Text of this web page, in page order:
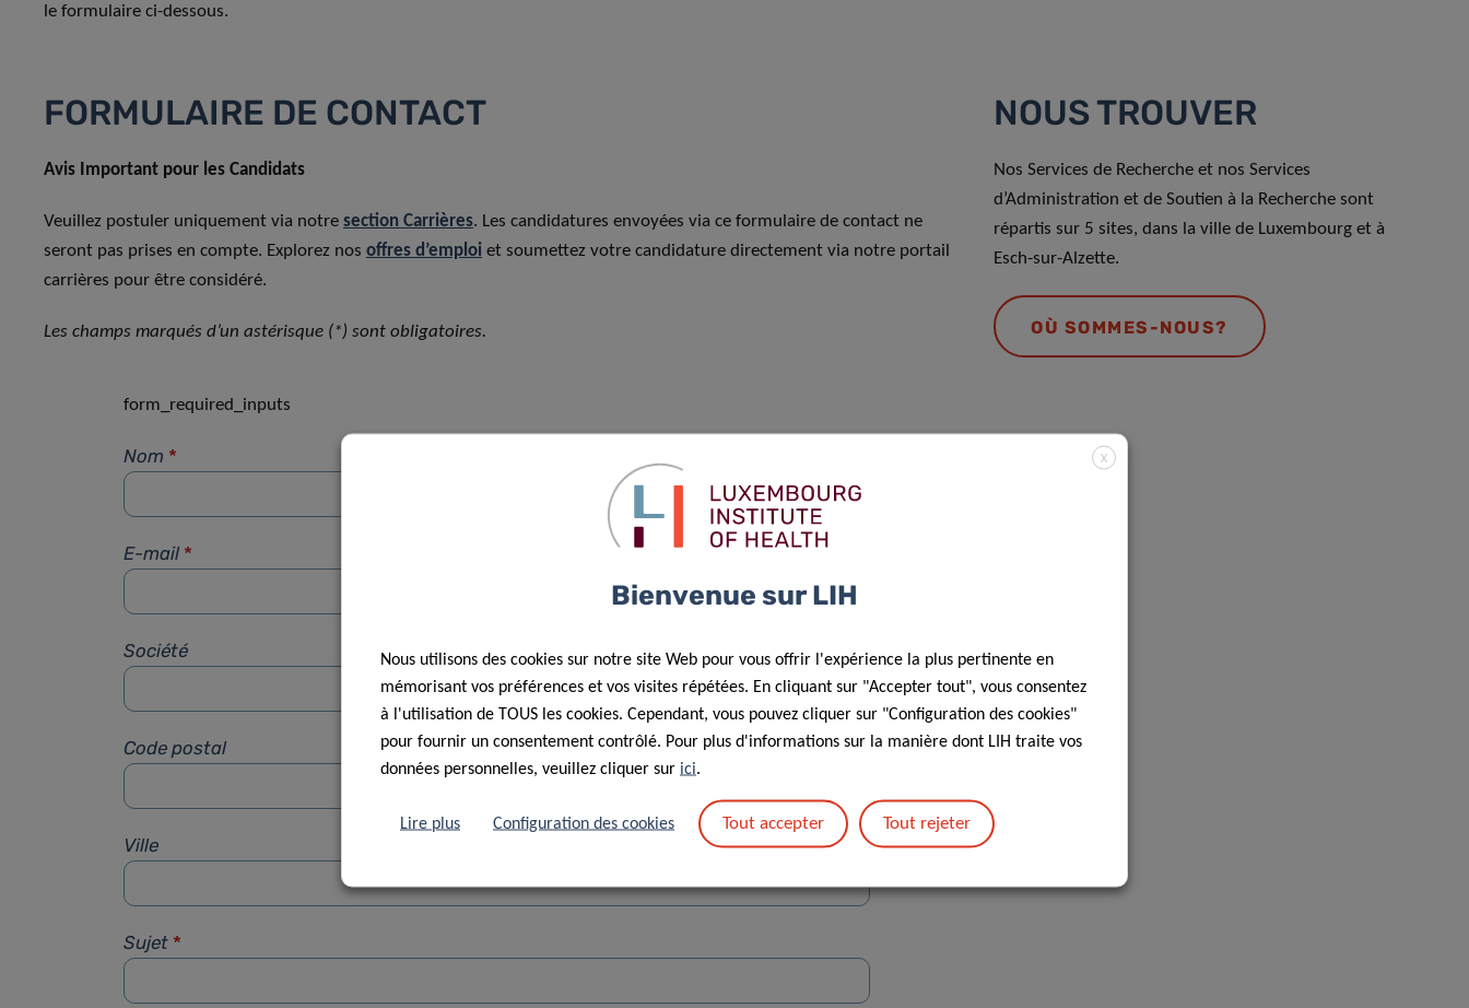
le formulaire ci-dessous.
FORMULAIRE DE CONTACT
Avis Important pour les Candidats
Veuillez postuler uniquement via notre section Carrières. Les candidatures envoyées via ce formulaire de contact ne
seront pas prises en compte. Explorez nos offres d’emploi et soumettez votre candidature directement via notre portail
carrières pour être considéré.
Les champs marqués d’un astérisque (*) sont obligatoires.
form_required_inputs
Nom *
E-mail *
Société
Code postal Rue
Ville
Sujet *
NOUS TROUVER
Nos Services de Recherche et nos Services
d’Administration et de Soutien à la Recherche sont
répartis sur 5 sites, dans la ville de Luxembourg et à
Esch-sur-Alzette.
OÙ SOMMES-NOUS?
X
Bienvenue sur LIH
Nous utilisons des cookies sur notre site Web pour vous offrir l'expérience la plus pertinente en
mémorisant vos préférences et vos visites répétées. En cliquant sur "Accepter tout", vous consentez
à l'utilisation de TOUS les cookies. Cependant, vous pouvez cliquer sur "Configuration des cookies"
pour fournir un consentement contrôlé. Pour plus d'informations sur la manière dont LIH traite vos
données personnelles, veuillez cliquer sur ici.
Lire plus Configuration des cookies Tout accepter Tout rejeter